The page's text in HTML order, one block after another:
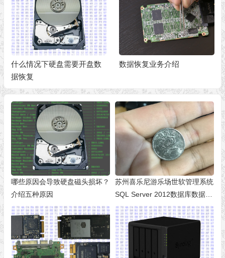
什么情况下硬盘需要开盘数
据恢复
数据恢复业务介绍
哪些原因会导致硬盘磁头损坏？
介绍五种原因
苏州喜乐尼游乐场世软管理系统
SQL Server 2012数据库数据恢
复成功